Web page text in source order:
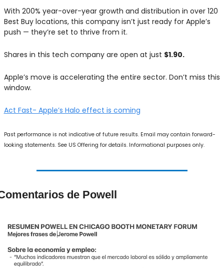
With 200% year-over-year growth and distribution in over 120
Best Buy locations, this company isn’t just ready for Apple’s
push — they’re set to thrive from it.
Shares in this tech company are open at just $1.90.
Apple’s move is accelerating the entire sector. Don’t miss this
window.
Act Fast- Apple’s Halo effect is coming
Past performance is not indicative of future results. Email may contain forward-
looking statements. See US Offering for details. Informational purposes only.
de Powell